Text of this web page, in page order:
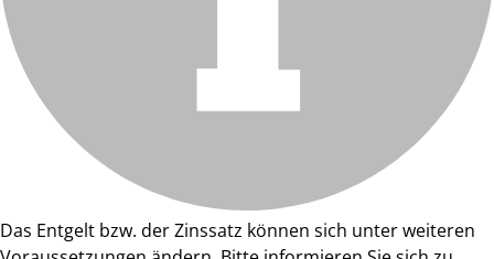
Das Entgelt bzw. der Zinssatz können sich unter weiteren